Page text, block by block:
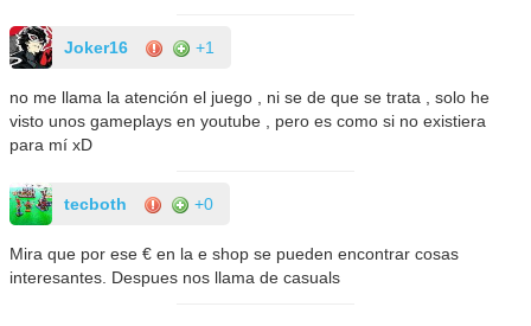
Joker16 +1
no me llama la atención el juego , ni se de que se trata , solo he
visto unos gameplays en youtube , pero es como si no existiera
para mí xD
tecboth +0
Mira que por ese € en la e shop se pueden encontrar cosas
interesantes. Despues nos llama de casuals